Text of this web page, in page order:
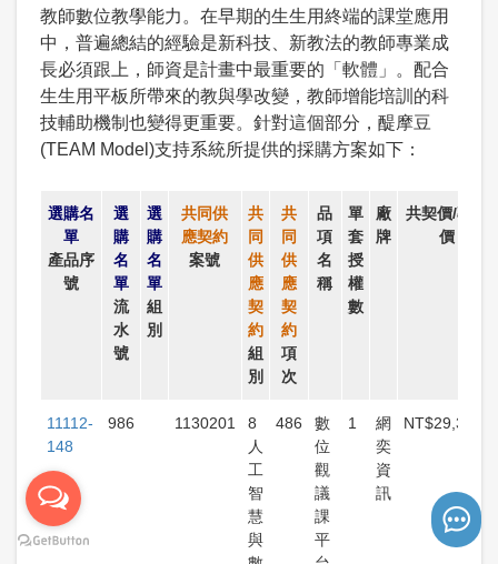
教師數位教學能力。在早期的生生用終端的課堂應用
中，普遍總結的經驗是新科技、新教法的教師專業成
長必須跟上，師資是計畫中最重要的「軟體」。配合
生生用平板所帶來的教與學改變，教師增能培訓的科
技輔助機制也變得更重要。針對這個部分，醍摩豆
(TEAM Model)支持系統所提供的採購方案如下：
選購名
單
產品序
號
選
購
名
單
流
水
號
選
購
名
單
組
別
共同供
應契約
案號
共
同
供
應
契
約
組
別
共
同
供
應
契
約
項
次
品
項
名
稱
單
套
授
權
數
廠
牌
共契價/專案
價
11112-
148
986 1130201
8
人
工
智
慧
與
486
數
位
觀
議
課
平
1
網
奕
資
訊
NT$29,382